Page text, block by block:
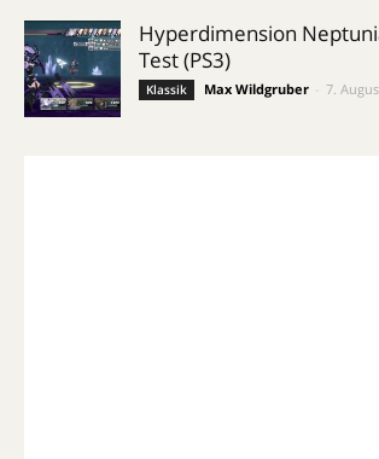
Hyperdimension
Test (PS3)
Klassik Max Wildgruber 7.